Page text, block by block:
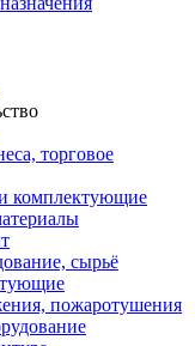
торговое
комплектующие
сырьё
пожаротушения